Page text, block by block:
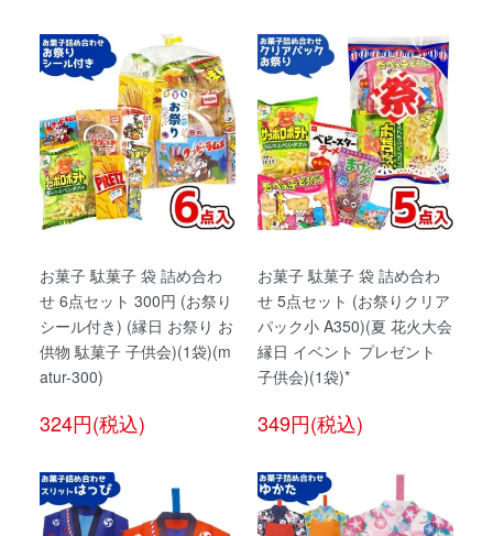
お菓子 駄菓子 袋 詰め合わ
せ 6点セット 300円 (お祭り
シール付き) (縁日 お祭り お
供物 駄菓子 子供会)(1袋)(m
atur-300)
324円(税込)
お菓子 駄菓子 袋 詰め合わ
せ 5点セット (お祭りクリア
パック小 A350)(夏 花火大会
縁日 イベント プレゼント
子供会)(1袋)*
349円(税込)